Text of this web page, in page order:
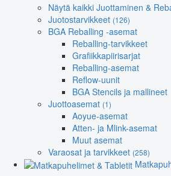
Näytä kaikki Juottaminen &
Juotostarvikkeet (126)
BGA Reballing -asemat
Reballing-tarvikkeet
Grafiikkapiirisarjat
Reballing-asemat
Reflow-uunit
BGA Stencils ja mallineet
Juottoasemat (1)
Aoyue-asemat
Atten- ja Mlink-asemat
Muut asemat
Varaosat ja tarvikkeet (258)